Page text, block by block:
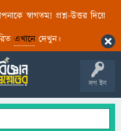
স্বাগতম! প্রশ্ন-উত্তর দিয়ে
এখানেদেখুন।
লগ ইন